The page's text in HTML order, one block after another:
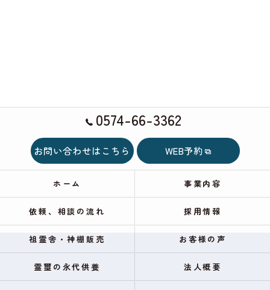
0574-66-3362
お問い合わせはこちら WEB予約
ホーム 事業内容
依頼、相談の流れ 採用情報
祖霊舎・神棚販売 お客様の声
霊璽の永代供養 法人概要